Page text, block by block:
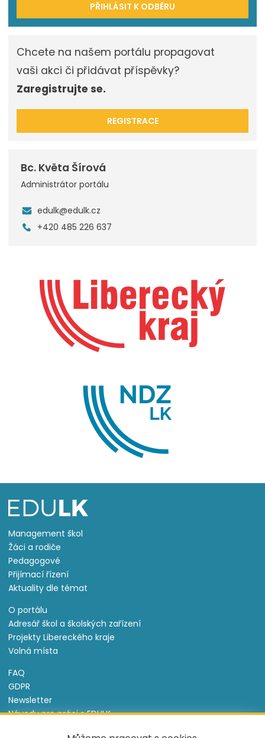
PŘIHLÁSIT K ODBĚRU
Chcete na našem portálu propagovat
vaši akci či přidávat příspěvky?
Zaregistrujte se.
REGISTRACE
Bc. Květa Šírová
Administrátor portálu
edulk@edulk.cz
+420 485 226 637
Management škol
Žáci a rodiče
Pedagogové
Přijímací řízení
Aktuality dle témat
O portálu
Adresář škol a školských zařízení
Projekty Libereckého kraje
Volná místa
FAQ
GDPR
Newsletter
Návody pro práci s EDULK